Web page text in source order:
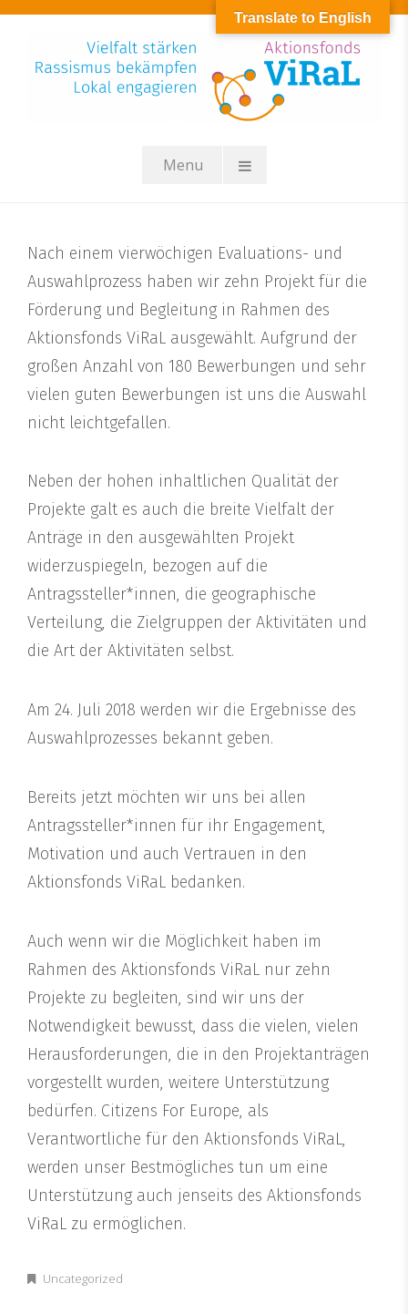
Skip
content
Menu
Nach einem vierwöchigen Evaluations- und
Auswahlprozess haben wir zehn Projekt für die
Förderung und Begleitung in Rahmen des
Aktionsfonds ViRaL ausgewählt. Aufgrund der
großen Anzahl von 180 Bewerbungen und sehr
vielen guten Bewerbungen ist uns die Auswahl
nicht leichtgefallen.
Neben der hohen inhaltlichen Qualität der
Projekte galt es auch die breite Vielfalt der
Anträge in den ausgewählten Projekt
widerzuspiegeln, bezogen auf die
Antragssteller*innen, die geographische
Verteilung, die Zielgruppen der Aktivitäten und
die Art der Aktivitäten selbst.
Am 24. Juli 2018 werden wir die Ergebnisse des
Auswahlprozesses bekannt geben.
Bereits jetzt möchten wir uns bei allen
Antragssteller*innen für ihr Engagement,
Motivation und auch Vertrauen in den
Aktionsfonds ViRaL bedanken.
Auch wenn wir die Möglichkeit haben im
Rahmen des Aktionsfonds ViRaL nur zehn
Projekte zu begleiten, sind wir uns der
Notwendigkeit bewusst, dass die vielen, vielen
Herausforderungen, die in den Projektanträgen
vorgestellt wurden, weitere Unterstützung
bedürfen. Citizens For Europe, als
Verantwortliche für den Aktionsfonds ViRaL,
werden unser Bestmögliches tun um eine
Unterstützung auch jenseits des Aktionsfonds
ViRaL zu ermöglichen.
Uncategorized
Translate to English